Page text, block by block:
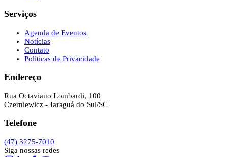
Serviços
Agenda de Eventos
Notícias
Contato
Políticas de Privacidade
Endereço
Rua Octaviano Lombardi, 100
Czerniewicz - Jaraguá do Sul/SC
Telefone
(47) 3275-7010
Siga nossas redes